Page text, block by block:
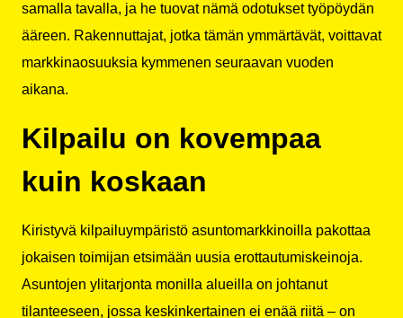
samalla tavalla, ja he tuovat nämä odotukset työpöydän
ääreen. Rakennuttajat, jotka tämän ymmärtävät, voittavat
markkinaosuuksia kymmenen seuraavan vuoden
aikana.
Kilpailu on kovempaa
kuin koskaan
Kiristyvä kilpailuympäristö asuntomarkkinoilla pakottaa
jokaisen toimijan etsimään uusia erottautumiskeinoja.
Asuntojen ylitarjonta monilla alueilla on johtanut
tilanteeseen, jossa keskinkertainen ei enää riitä – on